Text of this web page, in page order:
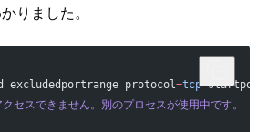
りました。
protocol =tcp
セスできません。別のプロセスが使用中です。